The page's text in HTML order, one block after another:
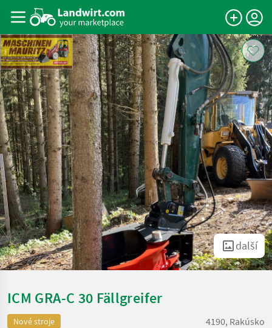
další
ICM GRA-C 30 Fällgreifer
Nové stroje 4190, Rakúsko